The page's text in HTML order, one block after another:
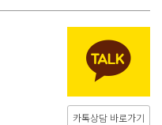
카톡상담 바로가기